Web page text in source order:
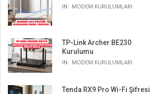
IN: MODEM KURULUMLARI
TP-Link Archer BE230
Kurulumu
IN: MODEM KURULUMLARI
Tenda RX9 Pro Wi-Fi Şifresi